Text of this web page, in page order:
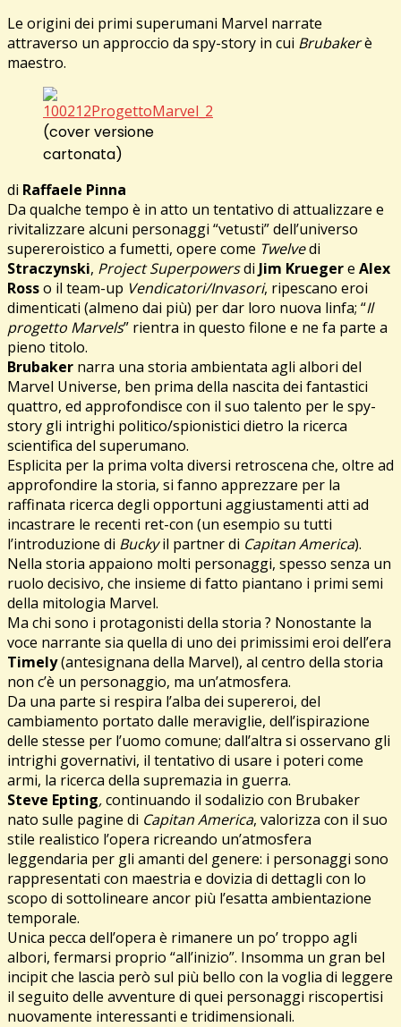
Le origini dei primi superumani Marvel narrate
attraverso un approccio da spy-story in cui Brubakerè
maestro.
(cover versione
cartonata)
di Raffaele Pinna
Da qualche tempo è in atto un tentativo di attualizzare e
rivitalizzare alcuni personaggi “vetusti” dell’universo
supereroistico a fumetti, opere come Twelvedi
Straczynski, Project Superpowersdi Jim Kruegere Alex
Rosso il team-up Vendicatori/Invasori, ripescano eroi
dimenticati (almeno dai più) per dar loro nuova linfa; “Il
progetto Marvels” rientra in questo filone e ne fa parte a
pieno titolo.
Brubaker narra una storia ambientata agli albori del
Marvel Universe, ben prima della nascita dei fantastici
quattro, ed approfondisce con il suo talento per le spy-
story gli intrighi politico/spionistici dietro la ricerca
scientifica del superumano.
Esplicita per la prima volta diversi retroscena che, oltre ad
approfondire la storia, si fanno apprezzare per la
raffinata ricerca degli opportuni aggiustamenti atti ad
incastrare le recenti ret-con (un esempio su tutti
l’introduzione di Buckyil partner di Capitan America).
Nella storia appaiono molti personaggi, spesso senza un
ruolo decisivo, che insieme di fatto piantano i primi semi
della mitologia Marvel.
Ma chi sono i protagonisti della storia ? Nonostante la
voce narrante sia quella di uno dei primissimi eroi dell’era
Timely(antesignana della Marvel), al centro della storia
non c’è un personaggio, ma un’atmosfera.
Da una parte si respira l’alba dei supereroi, del
cambiamento portato dalle meraviglie, dell’ispirazione
delle stesse per l’uomo comune; dall’altra si osservano gli
intrighi governativi, il tentativo di usare i poteri come
armi, la ricerca della supremazia in guerra.
Steve Epting,continuando il sodalizio con Brubaker
nato sulle pagine di Capitan America, valorizza con il suo
stile realistico l’opera ricreando un’atmosfera
leggendaria per gli amanti del genere: i personaggi sono
rappresentati con maestria e dovizia di dettagli con lo
scopo di sottolineare ancor più l’esatta ambientazione
temporale.
Unica pecca dell’opera è rimanere un po’ troppo agli
albori, fermarsi proprio “all’inizio”. Insomma un gran bel
incipit che lascia però sul più bello con la voglia di leggere
il seguito delle avventure di quei personaggi riscopertisi
nuovamente interessanti e tridimensionali.